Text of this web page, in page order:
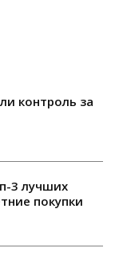
контроль за
3 лучших
покупки